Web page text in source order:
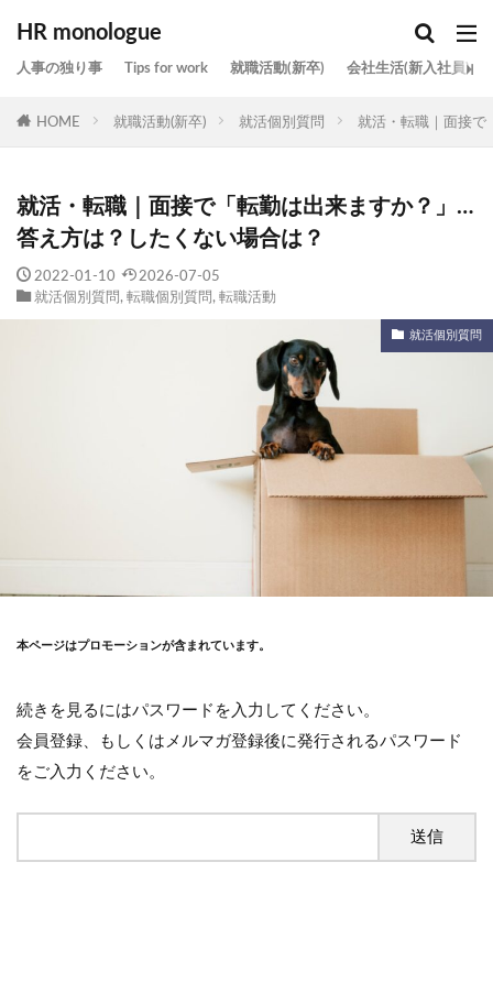
HR monologue
人事の独り事 Tips for work 就職活動(新卒) 会社生活(新入社員)
HOME 就職活動(新卒) 就活個別質問 就活・転職｜面接
就活・転職｜面接で「転勤は出来ますか？」…
答え方は？したくない場合は？
2022-01-10
2026-07-05
就活個別質問 , 転職個別質問 , 転職活動
就活個別質問
本ページはプロモーションが含まれています。
続きを見るにはパスワードを入力してください。
会員登録、もしくはメルマガ登録後に発行されるパスワード
をご入力ください。